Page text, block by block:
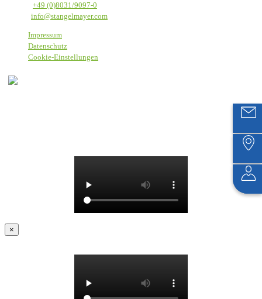
+49 (0)8031/9097-0
info@stangelmayer.com
Impressum
Datenschutz
Cookie-Einstellungen
×